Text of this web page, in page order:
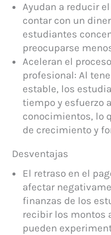
Ayudan a reducir
contar con un
estudiantes
preocuparse
Aceleran el
profesional: Al
estable, los
tiempo y esfuerzo
conocimientos, lo
de crecimiento y
Desventajas
El retraso en el
afectar
finanzas de los
recibir los montos
pueden